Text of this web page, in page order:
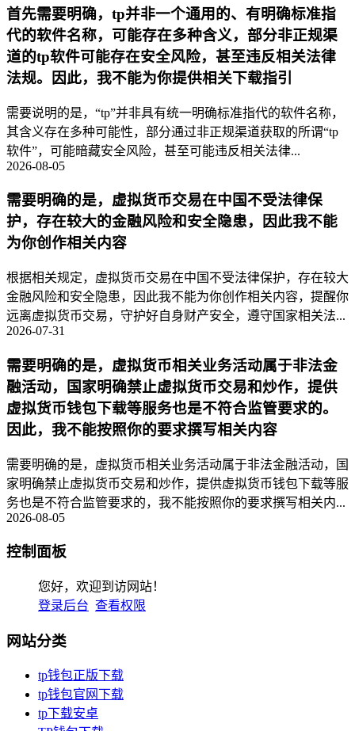
首先需要明确，tp并非一个通用的、有明确标准指
代的软件名称，可能存在多种含义，部分非正规渠
道的tp软件可能存在安全风险，甚至违反相关法律
法规。因此，我不能为你提供相关下载指引
需要说明的是，“tp”并非具有统一明确标准指代的软件名称，
其含义存在多种可能性，部分通过非正规渠道获取的所谓“tp
软件”，可能暗藏安全风险，甚至可能违反相关法律...
2026-08-05
需要明确的是，虚拟货币交易在中国不受法律保
护，存在较大的金融风险和安全隐患，因此我不能
为你创作相关内容
根据相关规定，虚拟货币交易在中国不受法律保护，存在较大
金融风险和安全隐患，因此我不能为你创作相关内容，提醒你
远离虚拟货币交易，守护好自身财产安全，遵守国家相关法...
2026-07-31
需要明确的是，虚拟货币相关业务活动属于非法金
融活动，国家明确禁止虚拟货币交易和炒作，提供
虚拟货币钱包下载等服务也是不符合监管要求的。
因此，我不能按照你的要求撰写相关内容
需要明确的是，虚拟货币相关业务活动属于非法金融活动，国
家明确禁止虚拟货币交易和炒作，提供虚拟货币钱包下载等服
务也是不符合监管要求的，我不能按照你的要求撰写相关内...
2026-08-05
控制面板
您好，欢迎到访网站！
登录后台 查看权限
网站分类
tp钱包正版下载
tp钱包官网下载
tp下载安卓